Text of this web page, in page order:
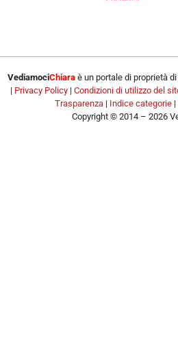
VediamociChiaraè un portale di proprietà di
| Privacy Policy | Condizioni di utilizzo del
Trasparenza | Indice categorie |
Copyright © 2014 – 2026